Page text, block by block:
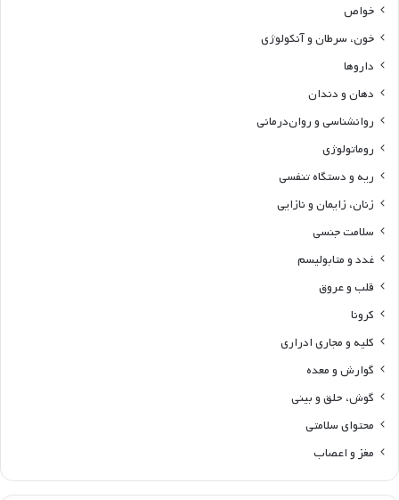
خواص
خون، سرطان و آنکولوژی
داروها
دهان و دندان
روانشناسی و روان‌درمانی
روماتولوژی
ریه و دستگاه تنفسی
زنان، زایمان و نازایی
سلامت جنسی
غدد و متابولیسم
قلب و عروق
کرونا
کلیه و مجاری ادراری
گوارش و معده
گوش، حلق و بینی
محتوای سلامتی
مغز و اعصاب